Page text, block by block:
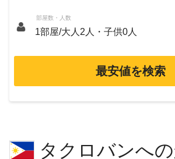
部屋数・人数
最安値を検索
タクロバンへ